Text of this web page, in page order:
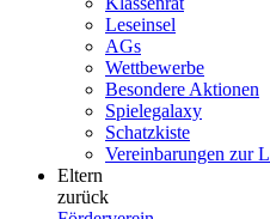
Leseinsel
AGs
Wettbewerbe
Besondere Aktionen
Spielegalaxy
Schatzkiste
Vereinbarungen zur
Eltern
zurück